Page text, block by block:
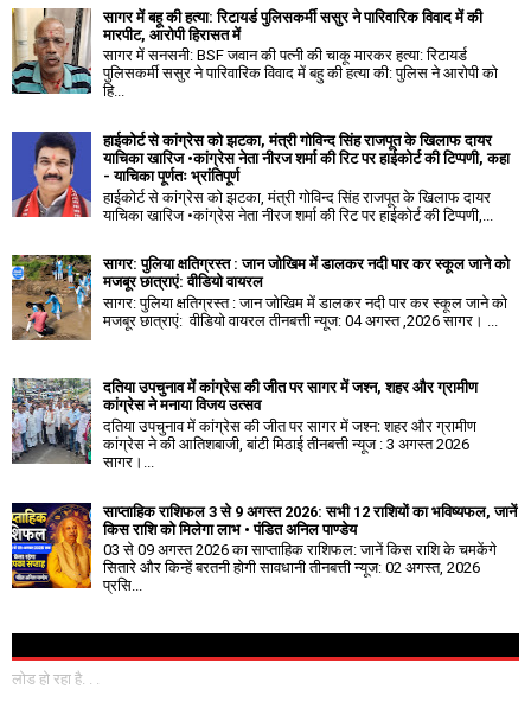
सागर में बहू की हत्या: रिटायर्ड पुलिसकर्मी ससुर ने पारिवारिक विवाद में की
मारपीट, आरोपी हिरासत में
सागर में सनसनी: BSF जवान की पत्नी की चाकू मारकर हत्या: रिटायर्ड
पुलिसकर्मी ससुर ने पारिवारिक विवाद में बहु की हत्या की: पुलिस ने आरोपी को
हि...
हाईकोर्ट से कांग्रेस को झटका, मंत्री गोविन्द सिंह राजपूत के खिलाफ दायर
याचिका खारिज •कांग्रेस नेता नीरज शर्मा की रिट पर हाईकोर्ट की टिप्पणी, कहा
- याचिका पूर्णतः भ्रांतिपूर्ण
हाईकोर्ट से कांग्रेस को झटका, मंत्री गोविन्द सिंह राजपूत के खिलाफ दायर
याचिका खारिज •कांग्रेस नेता नीरज शर्मा की रिट पर हाईकोर्ट की टिप्पणी,...
सागर: पुलिया क्षतिग्रस्त : जान जोखिम में डालकर नदी पार कर स्कूल जाने को
मजबूर छात्राएं: वीडियो वायरल
सागर: पुलिया क्षतिग्रस्त : जान जोखिम में डालकर नदी पार कर स्कूल जाने को
मजबूर छात्राएं: वीडियो वायरल तीनबत्ती न्यूज: 04 अगस्त ,2026 सागर। ...
दतिया उपचुनाव में कांग्रेस की जीत पर सागर में जश्न, शहर और ग्रामीण
कांग्रेस ने मनाया विजय उत्सव
दतिया उपचुनाव में कांग्रेस की जीत पर सागर में जश्न: शहर और ग्रामीण
कांग्रेस ने की आतिशबाजी, बांटी मिठाई तीनबत्ती न्यूज : 3 अगस्त 2026
सागर।...
साप्ताहिक राशिफल 3 से 9 अगस्त 2026: सभी 12 राशियों का भविष्यफल, जानें
किस राशि को मिलेगा लाभ • पंडित अनिल पाण्डेय
03 से 09 अगस्त 2026 का साप्ताहिक राशिफल: जानें किस राशि के चमकेंगे
सितारे और किन्हें बरतनी होगी सावधानी तीनबत्ती न्यूज: 02 अगस्त, 2026
प्रसि...
लोड हो रहा है. . .